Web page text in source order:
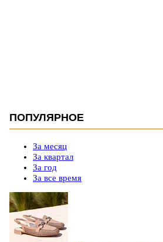
ПОПУЛЯРНОЕ
За месяц
За квартал
За год
За все время